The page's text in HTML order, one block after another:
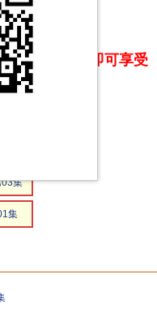
击下方链接 即可享受
下载
03集
集